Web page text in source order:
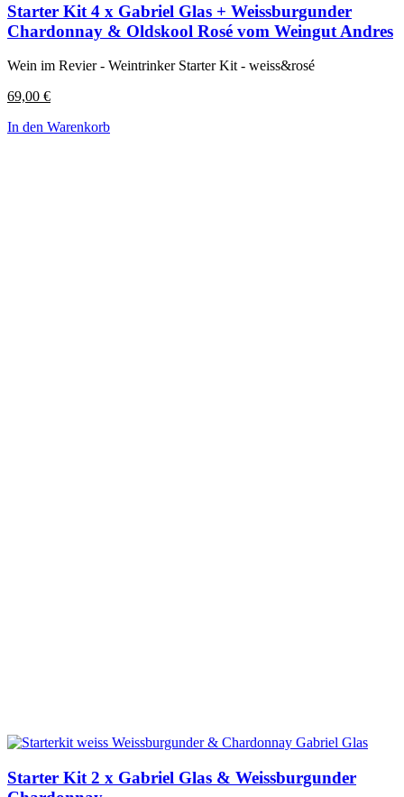
Starter Kit 4 x Gabriel Glas + Weissburgunder
Chardonnay & Oldskool Rosé vom Weingut Andres
Wein im Revier - Weintrinker Starter Kit - weiss&rosé
69,00 €
In den Warenkorb
Starter Kit 2 x Gabriel Glas & Weissburgunder